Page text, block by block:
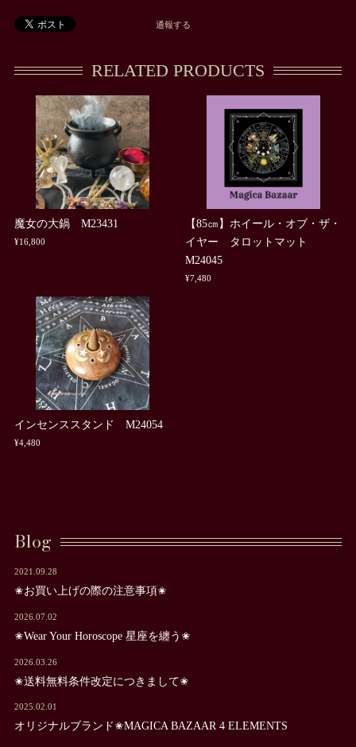
通報する
RELATED PRODUCTS
魔女の大鍋 M23431
¥16,800
【85㎝】ホイール・オブ・ザ・
イヤー タロットマット
M24045
¥7,480
インセンススタンド M24054
¥4,480
Blog
2021.09.28
✬お買い上げの際の注意事項✬
2026.07.02
✬Wear Your Horoscope 星座を纏う✬
2026.03.26
✬送料無料条件改定につきまして✬
2025.02.01
オリジナルブランド✬MAGICA BAZAAR 4 ELEMENTS